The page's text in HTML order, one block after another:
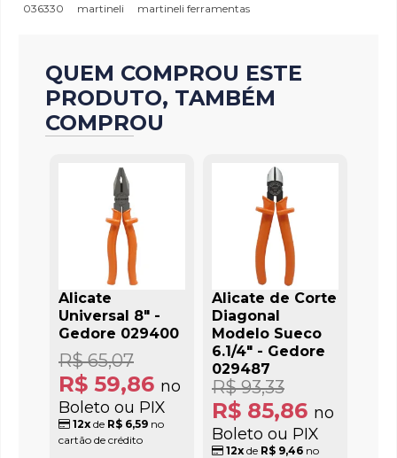
036330
martineli martineli ferramentas
QUEM COMPROU ESTE
PRODUTO, TAMBÉM
COMPROU
Alicate
Universal 8" -
Gedore 029400
R$ 59,86 no
Boleto ou PIX
R$ 65,07
12x de R$ 6,59 no
cartão de crédito
Alicate de Corte
Diagonal
Modelo Sueco
6.1/4" - Gedore
029487
R$ 85,86 no
Boleto ou PIX
R$ 93,33
12xde R$ 9,46no